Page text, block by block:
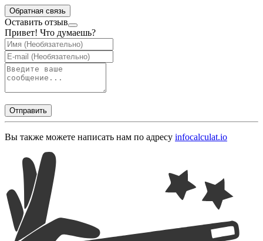
Обратная связь
Оставить отзыв
Привет! Что думаешь?
Отправить
Вы также можете написать нам по адресу infocalculat.io